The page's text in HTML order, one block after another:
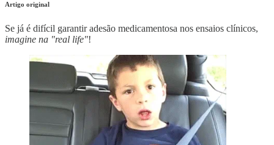
Artigo original
Se já é difícil garantir adesão medicamentosa nos ensaios clínicos,
imagine na "real life"!